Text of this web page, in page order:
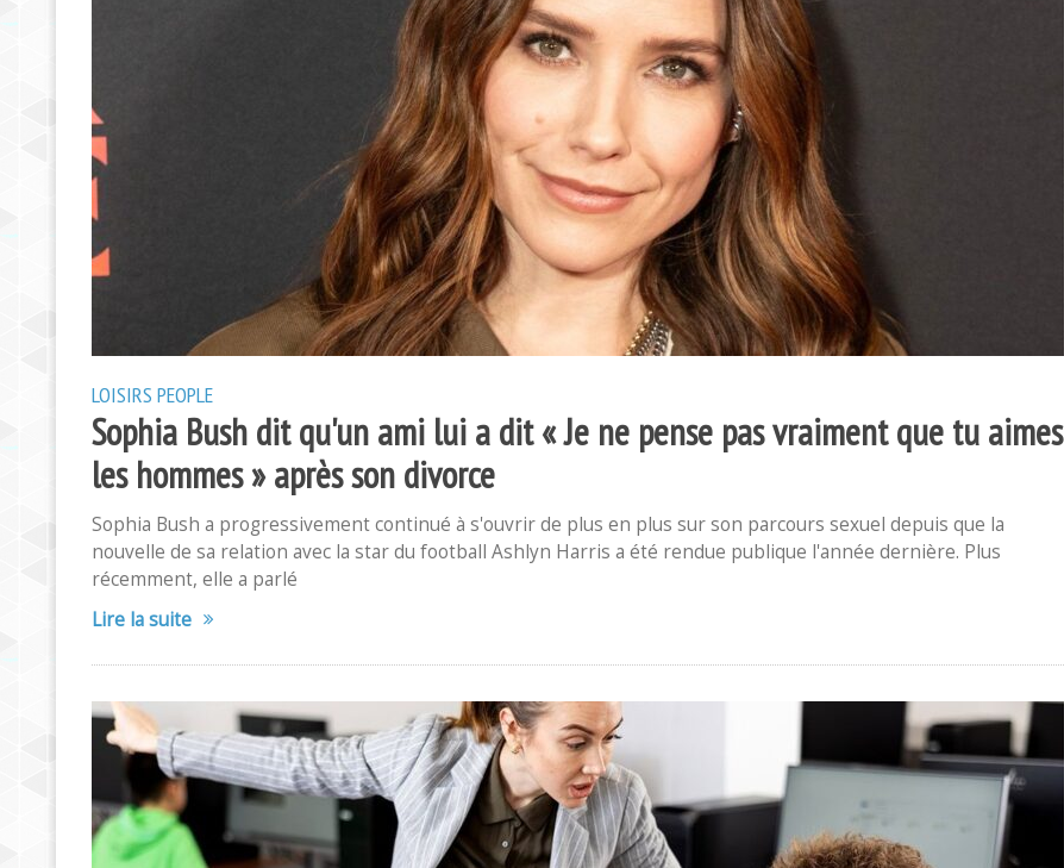
LOISIRS PEOPLE
Sophia Bush dit qu'un ami lui a dit « Je ne pense pas vraiment que tu aimes
les hommes » après son divorce
Sophia Bush a progressivement continué à s'ouvrir de plus en plus sur son parcours sexuel depuis que la
nouvelle de sa relation avec la star du football Ashlyn Harris a été rendue publique l'année dernière. Plus
récemment, elle a parlé
Lire la suite